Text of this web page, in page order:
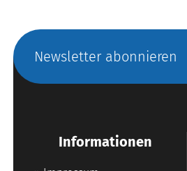
Newsletter abonnieren
Informationen